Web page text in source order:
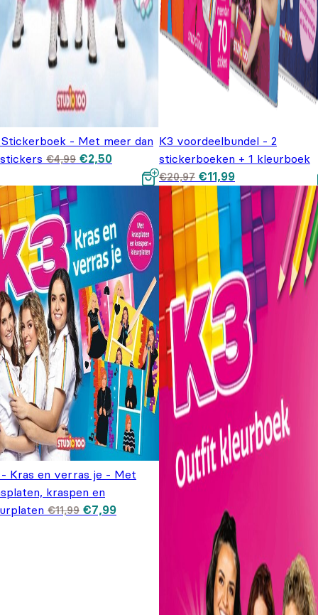
- Met meer dan
€4,99 Oorspronkelijke
prijs was:
€2,50Huidige
prijs is:
€2,50.
K3 voordeelbundel - 2
stickerboeken + 1 kleurboek
€20,97 Oorspronkelijke prijs
was: €20,97.
€11,99Huidige prijs is:
€11,99.
Kras en verras je - Met
kraspen en
€11,99 Oorspronkelijke
prijs was:
€7,99Huidige
prijs is: